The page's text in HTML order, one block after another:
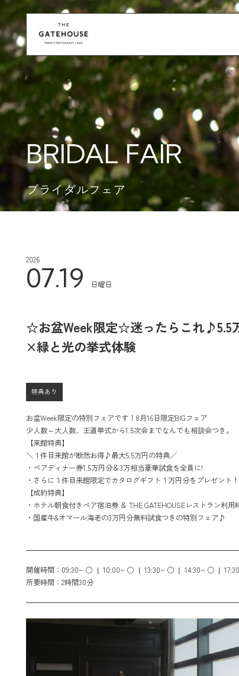
BRIDAL FAIR
ブライダルフェア
2026
07.19 日曜日
☆お盆Week限定☆迷ったらこれ♪5.5
×緑と光の挙式体験
特典あり
お盆Week限定の特別フェアです！8月16日限定BIGフェア
少人数～大人数、王道挙式から1.5次会までなんでも相談会つき。
【来館特典】
＼１件目来館が断然お得♪最大5.5万円の特典／
・ペアディナー券1.5万円分＆3万相当豪華試食を全員に!
・さらに１件目来館限定でカタログギフト１万円分をプレゼント！
【成約特典】
・ホテル朝食付きペア宿泊券 ＆ THE GATEHOUSEレストラン利用
・国産牛&オマール海老の3万円分無料試食つきの特別フェア♪
開催時間： 09:30~ ○ 10:00~ ○ 13:30~ ○ 14:30~ ○
所要時間：2時間30分